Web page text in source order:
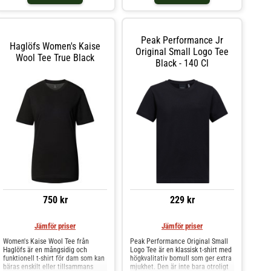
både vatten och energi. T-shirten
återvunnen polyester Vikt: 180 g
(Storlek M / 38)
Haglöfs Women's Kaise
Wool Tee True Black
750 kr
Jämför priser
Women's Kaise Wool Tee från
Haglöfs är en mångsidig och
funktionell t-shirt för dam som kan
bäras enskilt eller tillsammans
Peak Performance Jr
Original Small Logo Tee
Black - 140 Cl
229 kr
Jämför priser
Peak Performance Original Small
Logo Tee är en klassisk t-shirt med
högkvalitativ bomull som ger extra
mjukhet. Den är inte bara otroligt